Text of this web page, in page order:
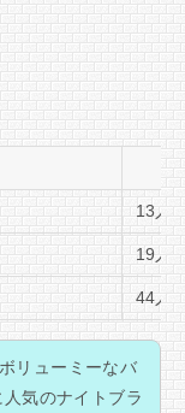
13人
19人
44人
リューミーなバ
気のナイトブラ